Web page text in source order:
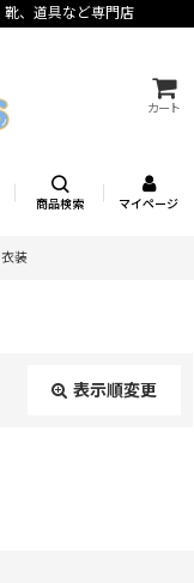
靴、道具など専門店
カート
商品検索 マイページ
装
表示順変更